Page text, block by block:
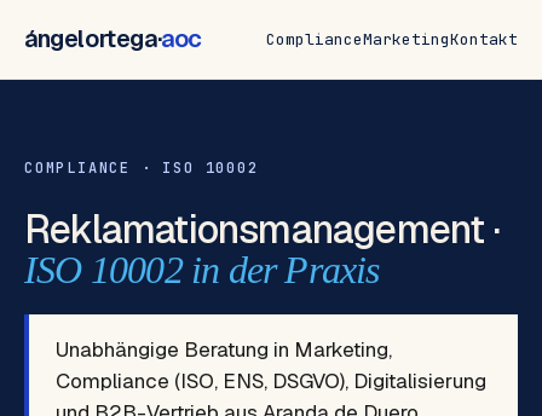
ángelortega·aoc ComplianceMarketingKontakt
COMPLIANCE · ISO 10002
Reklamationsmanagement ·
ISO 10002 in der Praxis
Unabhängige Beratung in Marketing,
Compliance (ISO, ENS, DSGVO), Digitalisierung